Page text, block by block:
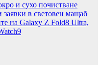
и сухо почистване
заявки в световен мащаб
на Galaxy Z Fold8 Ultra,